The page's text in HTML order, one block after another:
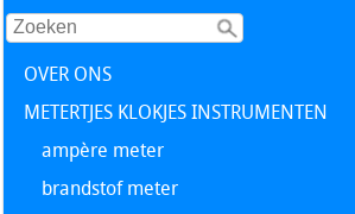
OVER ONS
METERTJES KLOKJES INSTRUMENTEN
ampère meter
brandstof meter